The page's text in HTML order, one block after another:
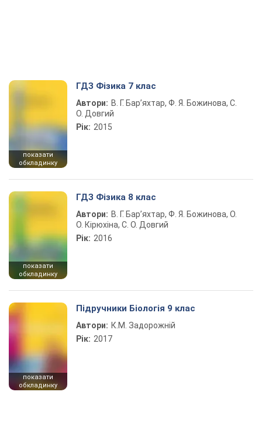
показати
обкладинку
ГДЗ Фізика 7 клас
Автори: В. Г. Бар’яхтар, Ф. Я. Божинова, С.
О. Довгий
Рік: 2015
показати
обкладинку
ГДЗ Фізика 8 клас
Автори: В. Г. Бар’яхтар, Ф. Я. Божинова, О.
О. Кірюхіна, С. О. Довгий
Рік: 2016
показати
обкладинку
Підручники Біологія 9 клас
Автори: К.М. Задорожній
Рік: 2017